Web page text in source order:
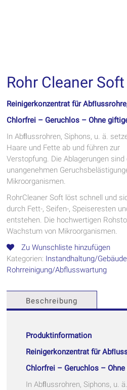
Rohr Cleaner Soft
Reinigerkonzentrat für
Chlorfrei – Geruchlos – Ohne
In Abﬂussrohren, Siphons, u. ä.
Haare und Fette ab und führen zur
Verstopfung. Die Ablagerungen sind
unangenehmen
Mikroorganismen.
RohrCleaner Soft löst schnell und
durch Fett-, Seifen-, Speiseresten
entstehen. Die hochwertigen
Wachstum von Mikroorganismen.
Zu Wunschliste hinzufügen
Kategorien: Instandhaltung/Gebäude
Rohrreinigung/Abflusswartung
Beschreibung
Produktinformation
Reinigerkonzentrat für
Chlorfrei – Geruchlos –
In Abﬂussrohren, Siphons, u.